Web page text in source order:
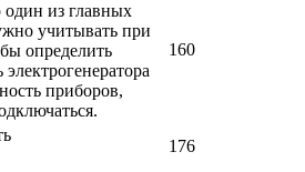
из главных
учитывать при
определить
приборов,
160
176